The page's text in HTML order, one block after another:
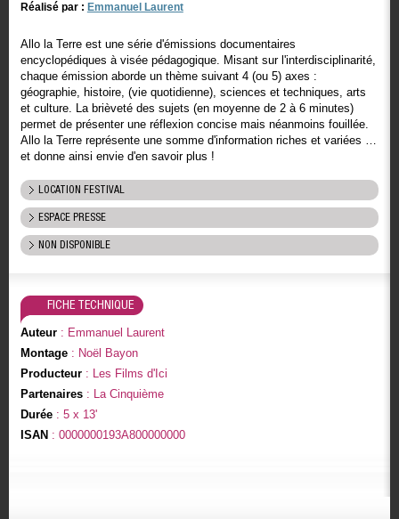
Réalisé par : Emmanuel Laurent
Allo la Terre est une série d'émissions documentaires
encyclopédiques à visée pédagogique. Misant sur l'interdisciplinarité,
chaque émission aborde un thème suivant 4 (ou 5) axes :
géographie, histoire, (vie quotidienne), sciences et techniques, arts
et culture. La brièveté des sujets (en moyenne de 2 à 6 minutes)
permet de présenter une réflexion concise mais néanmoins fouillée.
Allo la Terre représente une somme d'information riches et variées …
et donne ainsi envie d'en savoir plus !
LOCATION FESTIVAL
ESPACE PRESSE
NON DISPONIBLE
FICHE TECHNIQUE
Auteur: Emmanuel Laurent
Montage: Noël Bayon
Producteur: Les Films d'Ici
Partenaires: La Cinquième
Durée: 5 x 13'
ISAN : 0000000193A800000000